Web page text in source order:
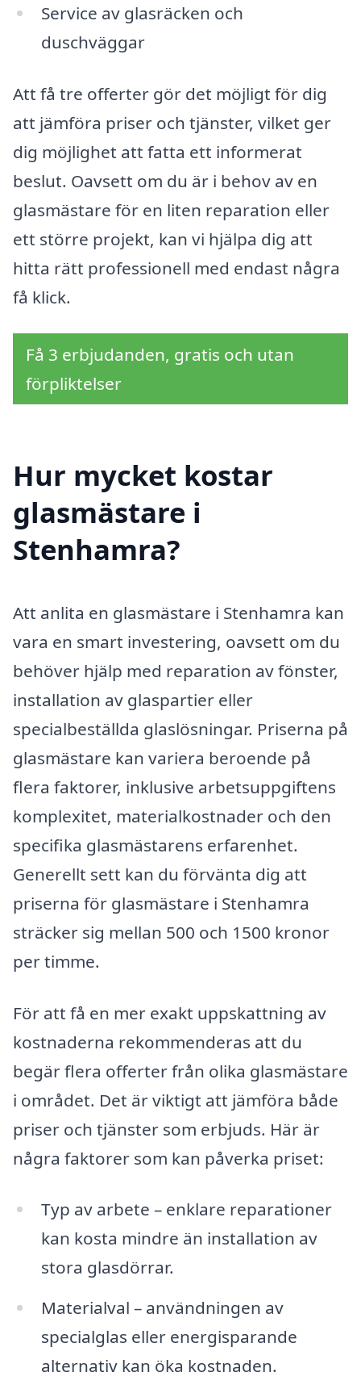
Service av glasräcken och
duschväggar
Att få tre offerter gör det möjligt för dig
att jämföra priser och tjänster, vilket ger
dig möjlighet att fatta ett informerat
beslut. Oavsett om du är i behov av en
glasmästare för en liten reparation eller
ett större projekt, kan vi hjälpa dig att
hitta rätt professionell med endast några
få klick.
Få 3 erbjudanden, gratis och utan
förpliktelser
Hur mycket kostar
glasmästare i
Stenhamra?
Att anlita en glasmästare i Stenhamra kan
vara en smart investering, oavsett om du
behöver hjälp med reparation av fönster,
installation av glaspartier eller
specialbeställda glaslösningar. Priserna på
glasmästare kan variera beroende på
flera faktorer, inklusive arbetsuppgiftens
komplexitet, materialkostnader och den
specifika glasmästarens erfarenhet.
Generellt sett kan du förvänta dig att
priserna för glasmästare i Stenhamra
sträcker sig mellan 500 och 1500 kronor
per timme.
För att få en mer exakt uppskattning av
kostnaderna rekommenderas att du
begär flera offerter från olika glasmästare
i området. Det är viktigt att jämföra både
priser och tjänster som erbjuds. Här är
några faktorer som kan påverka priset:
Typ av arbete – enklare reparationer
kan kosta mindre än installation av
stora glasdörrar.
Materialval – användningen av
specialglas eller energisparande
alternativ kan öka kostnaden.